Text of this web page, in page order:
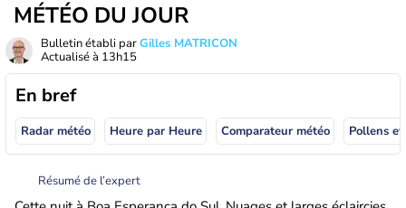
MÉTÉO DU JOUR
Bulletin établi parGilles MATRICON
Actualisé à 13h15
En bref
Radar météo Heure par Heure Comparateur météo Pollens
Résumé de l’expert